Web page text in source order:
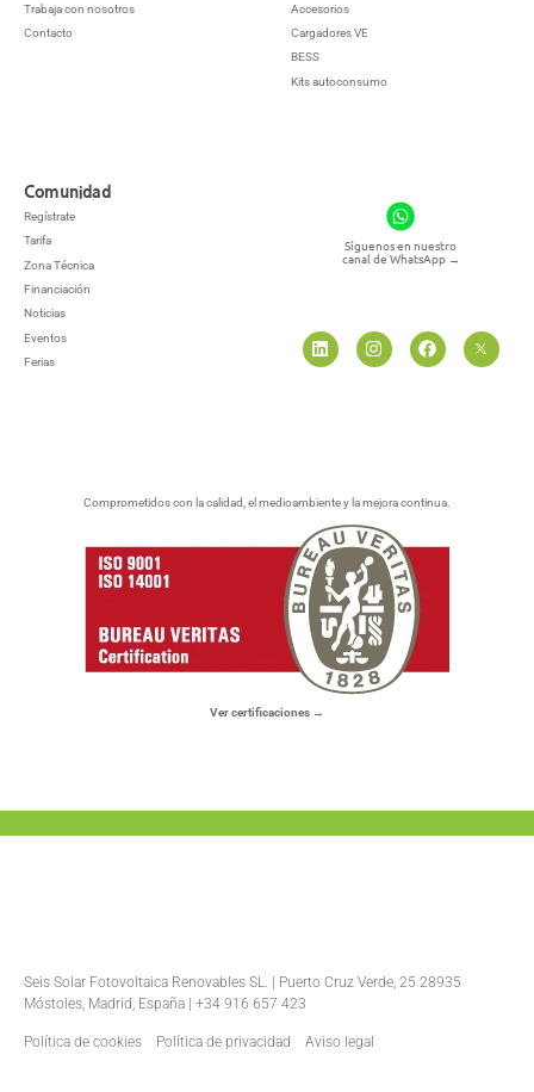
Trabaja con nosotros
Contacto
Accesorios
Cargadores VE
BESS
Kits autoconsumo
Comunidad
Regístrate
Tarifa
Zona Técnica
Financiación
Noticias
Eventos
Ferias
Síguenos en nuestro
canal de WhatsApp →
Comprometidos con la calidad, el medioambiente y la mejora continua.
Ver certificaciones →
Seis Solar Fotovoltaica Renovables SL. | Puerto Cruz Verde, 25 28935
Móstoles, Madrid, España | +34 916 657 423
Política de cookies Política de privacidad Aviso legal